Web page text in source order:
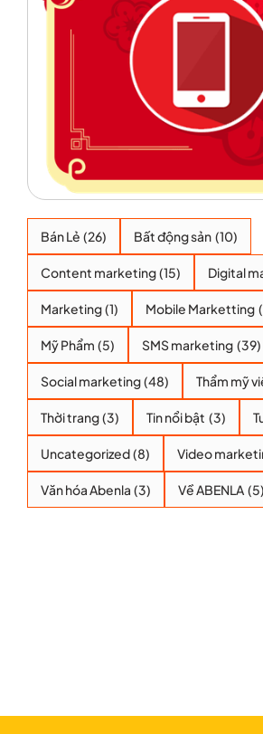
Bán Lẻ (26) Bất động sản (10)
Content marketing(15) Digital
Marketing(1) Mobile Marketting
Mỹ Phẩm (5) SMS marketing (39)
Social marketing(48) Thẩm mỹ
Thời trang(3) Tin nổi bật (3)
Uncategorized(8) Video
Văn hóa Abenla (3) Về ABENLA (5)